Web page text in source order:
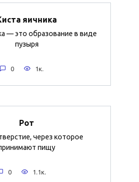
яичника
— это образование в виде
пузыря
0 1к.
Рот
через которое
пищу
0 1.1к.